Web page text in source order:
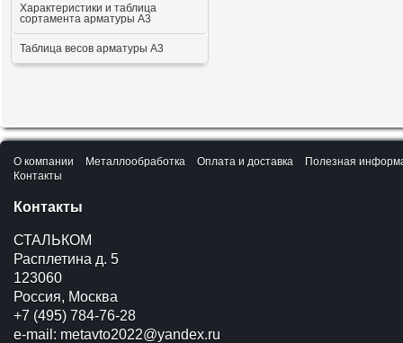
Характеристики и таблица
сортамента арматуры А3
Таблица весов арматуры А3
О компании Металлообработка Оплата и доставка
Полезная
Контакты
Контакты
СТАЛЬКОМ
Расплетина д. 5
123060
Россия, Москва
+7 (495) 784-76-28
e-mail: metavto2022@yandex.ru